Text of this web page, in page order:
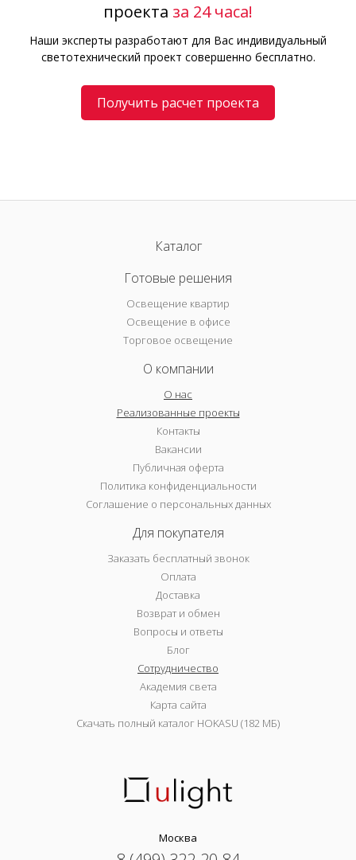
проекта за 24 часа!
Наши эксперты разработают для Вас индивидуальный
светотехнический проект совершенно бесплатно.
Получить расчет проекта
Каталог
Готовые решения
Освещение квартир
Освещение в офисе
Торговое освещение
О компании
О нас
Реализованные проекты
Контакты
Вакансии
Публичная оферта
Политика конфиденциальности
Соглашение о персональных данных
Для покупателя
Заказать бесплатный звонок
Оплата
Доставка
Возврат и обмен
Вопросы и ответы
Блог
Сотрудничество
Академия света
Карта сайта
Скачать полный каталог HOKASU (182 МБ)
Москва